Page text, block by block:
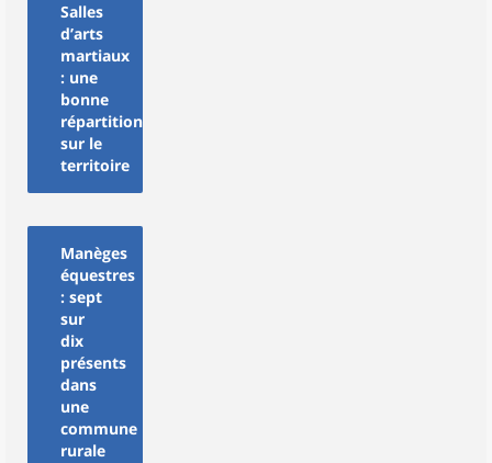
Salles
d’arts
martiaux
: une
bonne
répartition
sur le
territoire
Manèges
équestres
: sept
sur
dix
présents
dans
une
commune
rurale